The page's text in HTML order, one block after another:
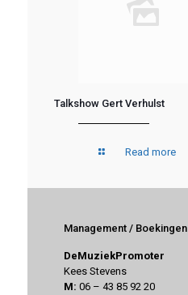
Talkshow Gert Verhulst
Read more
Management / Boekingen
DeMuziekPromoter
Kees Stevens
M: 06 – 43 85 92 20